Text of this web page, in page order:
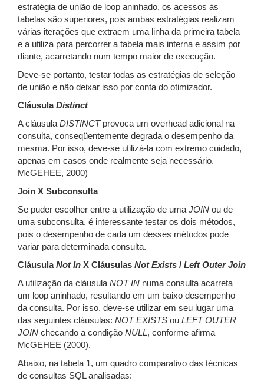
estratégia de união de loop aninhado, os acessos às
tabelas são superiores, pois ambas estratégias realizam
várias iterações que extraem uma linha da primeira tabela
e a utiliza para percorrer a tabela mais interna e assim por
diante, acarretando num tempo maior de execução.
Deve-se portanto, testar todas as estratégias de seleção
de união e não deixar isso por conta do otimizador.
CláusulaDistinct
A cláusula DISTINCTprovoca um overhead adicional na
consulta, conseqüentemente degrada o desempenho da
mesma. Por isso, deve-se utilizá-la com extremo cuidado,
apenas em casos onde realmente seja necessário.
McGEHEE, 2000)
Join X Subconsulta
Se puder escolher entre a utilização de uma JOIN ou de
uma subconsulta, é interessante testar os dois métodos,
pois o desempenho de cada um desses métodos pode
variar para determinada consulta.
CláusulaNot In X Cláusulas Not Exists / Left Outer Join
A utilização da cláusula NOT IN numa consulta acarreta
um loop aninhado, resultando em um baixo desempenho
da consulta. Por isso, deve-se utilizar em seu lugar uma
das seguintes cláusulas: NOT EXISTS ou LEFT OUTER
JOIN checando a condição NULL, conforme afirma
McGEHEE (2000).
Abaixo, na tabela 1, um quadro comparativo das técnicas
de consultas SQL analisadas: